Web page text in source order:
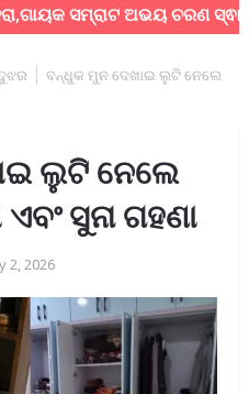
ସମ୍ରାଟ ଅଭୟ ଚରଣ
ବନ୍ଧୁକ ମୁନ ଦେଖାଇ ଲୁଟି ନେଲେ
ଲୁଟି ନେଲେ
ସୁନା ଗହଣା
2, 2026